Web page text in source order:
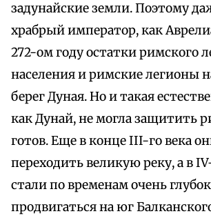
задунайские земли. Поэтому
храбрый император, как
272-ом году остатки римского
населения и римские легионы
берег Дуная. Но и такая
как Дунай, не могла защитить
готов. Еще в конце III-го века
переходить великую реку, а в
стали по временам очень
продвигаться на юг